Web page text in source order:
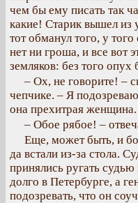
чем бы ему писать так
какие! Старик вышел из
тот обманул того, у
нет ни гроша, и все вот
земляков: без того опух
– Ох, не говорите! –
чепчике. – Я
она прехитрая женщина.
– Обое рябое! –
Еще, может быть, и
да встали из-за стола.
принялись ругать
долго в Петербурге, а
подозревать, что он